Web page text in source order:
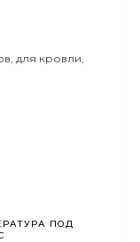
для кровли,
ПОД